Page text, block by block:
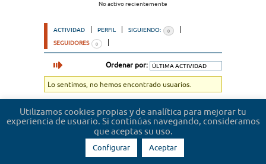
No activo recientemente
ACTIVIDAD PERFIL SIGUIENDO: 0
SEGUIDORES 0
Ordenar por:
Lo sentimos, no hemos encontrado usuarios.
Utilizamos cookies propias y de analítica para mejorar tu
experiencia de usuario. Si continúas navegando, consideramos
que aceptas su uso.
Configurar Aceptar